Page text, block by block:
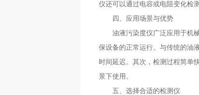
仪还可以通过电容或电阻变化检
四、应用场景与优势
油液污染度仪广泛应用于机械
保设备的正常运行。与传统的油
时间延迟。其次，检测过程简单
景下使用。
五、选择合适的检测仪